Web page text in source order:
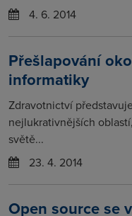
4. 6. 2014
Přešlapování
informatiky
Zdravotnictví
nejlukrativnějších
světě...
23. 4. 2014
Open source se